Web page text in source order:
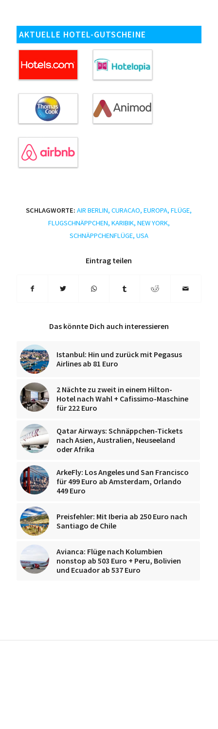
AKTUELLE HOTEL-GUTSCHEINE
SCHLAGWORTE: AIR BERLIN,CURACAO,EUROPA,FLÜGE,
FLUGSCHNÄPPCHEN, KARIBIK, NEW YORK,
SCHNÄPPCHENFLÜGE, USA
Eintrag teilen
Das könnte Dich auch interessieren
Istanbul: Hin und zurück mit Pegasus
Airlines ab 81 Euro
2 Nächte zu zweit in einem Hilton-
Hotel nach Wahl + Cafissimo-Maschine
für 222 Euro
Qatar Airways: Schnäppchen-Tickets
nach Asien, Australien, Neuseeland
oder Afrika
ArkeFly: Los Angeles und San Francisco
für 499 Euro ab Amsterdam, Orlando
449 Euro
Preisfehler: Mit Iberia ab 250 Euro nach
Santiago de Chile
Avianca: Flüge nach Kolumbien
nonstop ab 503 Euro + Peru, Bolivien
und Ecuador ab 537 Euro